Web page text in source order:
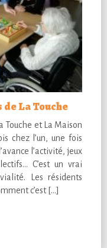
de La Touche
Touche et La Maison
chez l’un, une fois
l’activité, jeux
C’est un vrai
Les résidents
c’est […]